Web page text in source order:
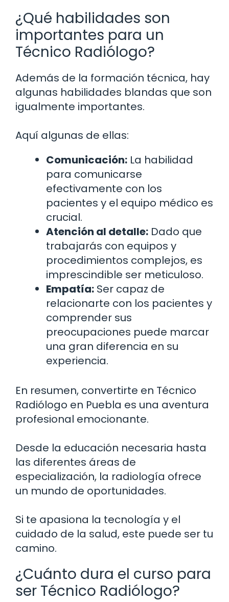
¿Qué habilidades son
importantes para un
Técnico Radiólogo?
Además de la formación técnica, hay
algunas habilidades blandas que son
igualmente importantes.
Aquí algunas de ellas:
Comunicación: La habilidad
para comunicarse
efectivamente con los
pacientes y el equipo médico es
crucial.
Atención al detalle: Dado que
trabajarás con equipos y
procedimientos complejos, es
imprescindible ser meticuloso.
Empatía: Ser capaz de
relacionarte con los pacientes y
comprender sus
preocupaciones puede marcar
una gran diferencia en su
experiencia.
En resumen, convertirte en Técnico
Radiólogo en Puebla es una aventura
profesional emocionante.
Desde la educación necesaria hasta
las diferentes áreas de
especialización, la radiología ofrece
un mundo de oportunidades.
Si te apasiona la tecnología y el
cuidado de la salud, este puede ser tu
camino.
¿Cuánto dura el curso para
ser Técnico Radiólogo?